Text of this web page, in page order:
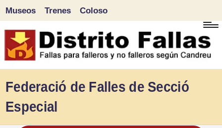
Saltar
al
Museos Trenes Coloso
Federació de Falles de Secció
Especial